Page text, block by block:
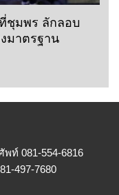
ชุมพร ลักลอบ
มาตรฐาน
พท์ 081-554-6816
497-7680